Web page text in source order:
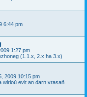
6:44 pm
1:27 pm
(1.1.x, 2.x ha 3.x)
2009 10:15 pm
wirioù evit an darn vrasañ